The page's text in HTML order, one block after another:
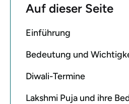
Auf dieser Seite
Einführung
Bedeutung und
Diwali-Termine
Lakshmi Puja und ihre